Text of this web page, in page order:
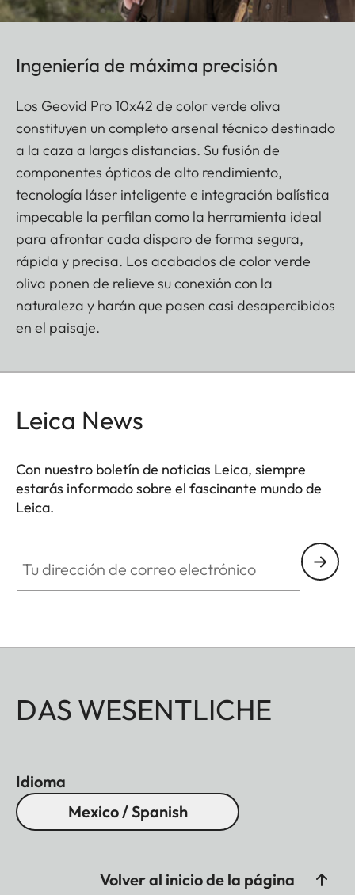
Ingeniería de máxima precisión
Los Geovid Pro 10x42 de color verde oliva
constituyen un completo arsenal técnico destinado
a la caza a largas distancias. Su fusión de
componentes ópticos de alto rendimiento,
tecnología láser inteligente e integración balística
impecable la perfilan como la herramienta ideal
para afrontar cada disparo de forma segura,
rápida y precisa. Los acabados de color verde
oliva ponen de relieve su conexión con la
naturaleza y harán que pasen casi desapercibidos
en el paisaje.
Leica News
Con nuestro boletín de noticias Leica, siempre
estarás informado sobre el fascinante mundo de
Leica.
DAS WESENTLICHE
Idioma
Mexico / Spanish
Volver al inicio de la página